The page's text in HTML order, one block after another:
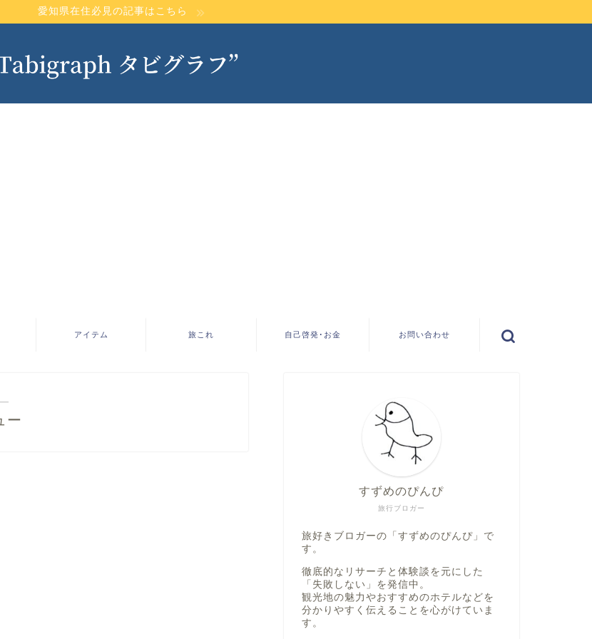
愛知県在住必見の記事はこちら
アイテム 旅これ 自己啓発･お金 お問い合わせ
ー
旅行ブロガー
すずめのぴんぴ
旅好きブロガーの「すずめのぴんぴ」で
す。
徹底的なリサーチと体験談を元にした
「失敗しない」 を発信中。
観光地の魅力やおすすめのホテルなどを
分かりやすく伝えることを心がけていま
す。